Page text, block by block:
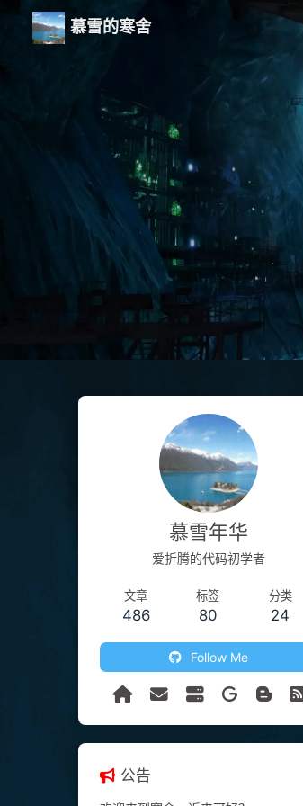
慕雪的寒舍
慕雪年华
爱折腾的代码初学者
文章
486
标签
80
分类
24
Follow Me
公告